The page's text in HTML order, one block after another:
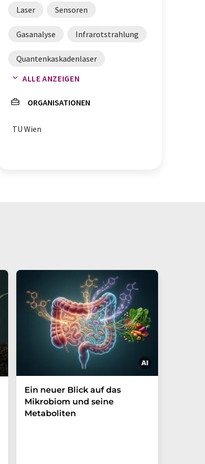
Laser Sensoren
Gasanalyse Infrarotstrahlung
Quantenkaskadenlaser
Gasdetektion
ALLE ANZEIGEN
ORGANISATIONEN
TU Wien
Ein neuer Blick auf das
Mikrobiom und seine
Metaboliten